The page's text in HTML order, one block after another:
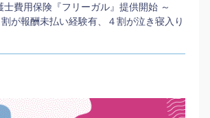
士費用保険『フリーガル』提供開始 ～
が報酬未払い経験有、４割が泣き寝入り